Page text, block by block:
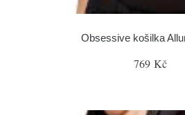
Obsessive košilka
769 Kč